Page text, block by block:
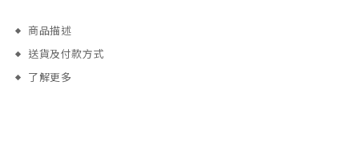
商品描述
送貨及付款方式
了解更多